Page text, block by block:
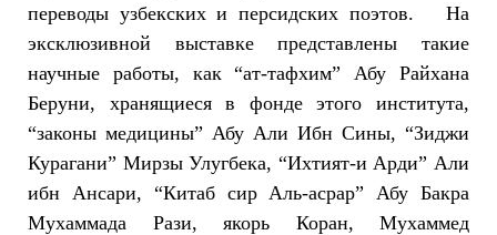
переводы узбекских и персидских поэтов. На
эксклюзивной выставке представлены такие
научные работы, как “ат-тафхим” Абу Райхана
Беруни, хранящиеся в фонде этого института,
“законы медицины” Абу Али Ибн Сины, “Зиджи
Курагани” Мирзы Улугбека, “Ихтият-и Арди” Али
ибн Ансари, “Китаб сир Аль-асрар” Абу Бакра
Мухаммада Рази, якорь Коран, Мухаммед